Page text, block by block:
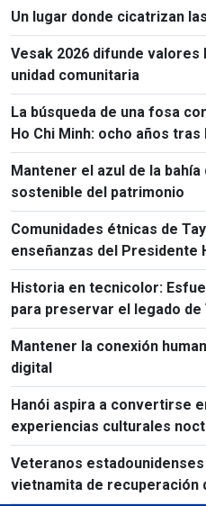
Un lugar donde cicatrizan
Vesak 2026 difunde
unidad comunitaria
La búsqueda de una fosa
Ho Chi Minh: ocho años
Mantener el azul de la
sostenible del patrimonio
Comunidades étnicas de
enseñanzas del Presidente
unidad nacional
Historia en tecnicolor:
para preservar el legado de
Mantener la conexión
digital
Hanói aspira a convertirse
experiencias culturales
Veteranos estadounidenses
vietnamita de recuperación